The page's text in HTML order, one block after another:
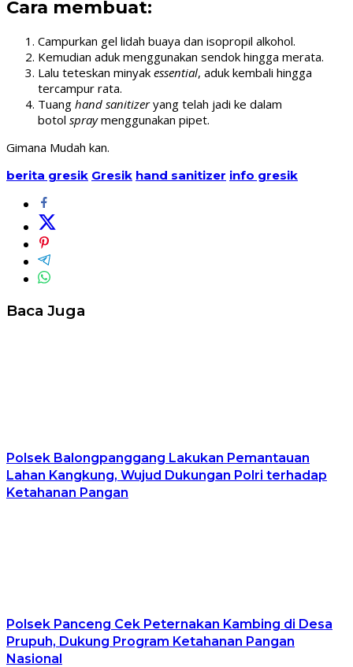
Cara membuat:
Campurkan gel lidah buaya dan isopropil alkohol.
Kemudian aduk menggunakan sendok hingga merata.
Lalu teteskan minyak essential, aduk kembali hingga
tercampur rata.
Tuang hand sanitizeryang telah jadi ke dalam
botol spraymenggunakan pipet.
Gimana Mudah kan.
berita gresik Gresik hand sanitizer info gresik
Baca Juga
Polsek Balongpanggang Lakukan Pemantauan
Lahan Kangkung, Wujud Dukungan Polri terhadap
Ketahanan Pangan
Polsek Panceng Cek Peternakan Kambing di Desa
Prupuh, Dukung Program Ketahanan Pangan
Nasional